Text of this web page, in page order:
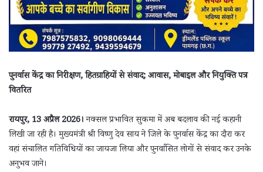
पुनर्वास केंद्र का निरीक्षण, हितग्राहियों से संवाद; आवास, मोबाइल और नियुक्ति पत्र
वितरित
रायपुर, 13 अप्रैल 2026।नक्सल प्रभावित सुकमा में अब बदलाव की नई कहानी
लिखी जा रही है। मुख्यमंत्री श्री विष्णु देव साय ने जिले के पुनर्वास केंद्र का दौरा कर
वहां संचालित गतिविधियों का जायजा लिया और पुनर्वासित लोगों से संवाद कर उनके
अनुभव जाने।